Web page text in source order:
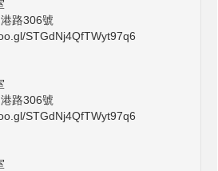
路306號
STGdNj4QfTWyt97q6
路306號
STGdNj4QfTWyt97q6